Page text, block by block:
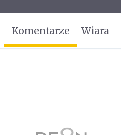
Komentarze Wiara